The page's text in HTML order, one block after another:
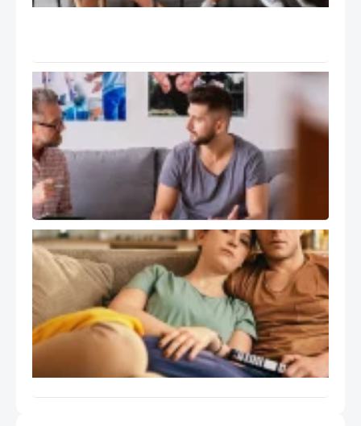
Tango
سوپرویژن
و رشد
حرفه ای
درمانگر
هیجان
مدار EFT
کاربرد
درمان
هیجان
مدار
EFT در
مسائل
اجتماعی
ایران